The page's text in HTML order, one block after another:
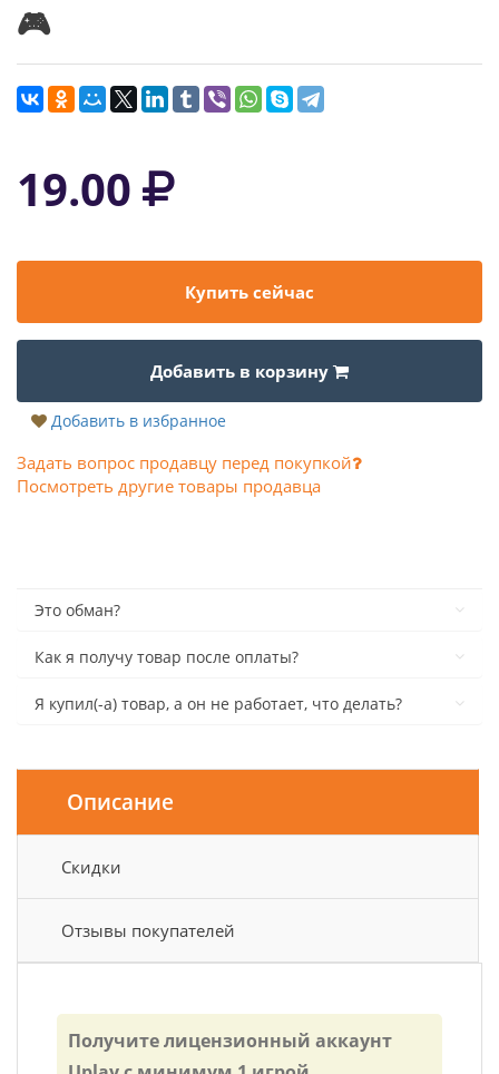
🎮
19.00
Купить сейчас
Добавить в корзину
Добавить в избранное
Задать вопрос продавцу перед покупкой
Посмотреть другие товары продавца
Это обман?
Как я получу товар после оплаты?
Я купил(-а) товар, а он не работает, что делать?
Описание
Скидки
Отзывы покупателей
Получите лицензионный аккаунт